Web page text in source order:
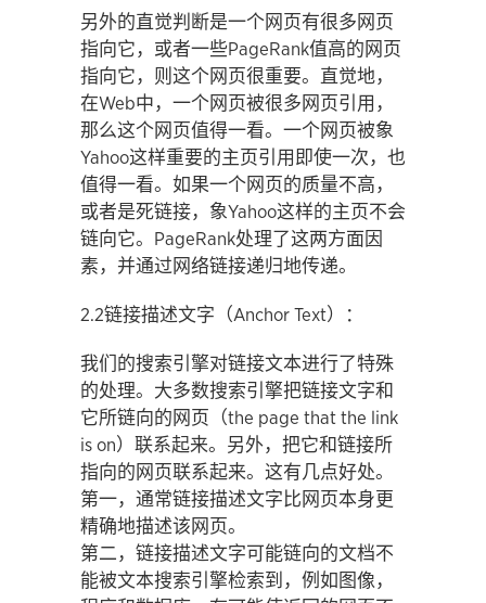
另外的直觉判断是一个网页有很多网页
指向它，或者一些PageRank值高的网页
指向它，则这个网页很重要。直觉地，
在Web中，一个网页被很多网页引用，
那么这个网页值得一看。一个网页被象
Yahoo这样重要的主页引用即使一次，也
值得一看。如果一个网页的质量不高，
或者是死链接，象Yahoo这样的主页不会
链向它。PageRank处理了这两方面因
素，并通过网络链接递归地传递。
2.2链接描述文字（Anchor Text）：
我们的搜索引擎对链接文本进行了特殊
的处理。大多数搜索引擎把链接文字和
它所链向的网页（the page that the link
is on）联系起来。另外，把它和链接所
指向的网页联系起来。这有几点好处。
第一，通常链接描述文字比网页本身更
精确地描述该网页。
第二，链接描述文字可能链向的文档不
能被文本搜索引擎检索到，例如图像，